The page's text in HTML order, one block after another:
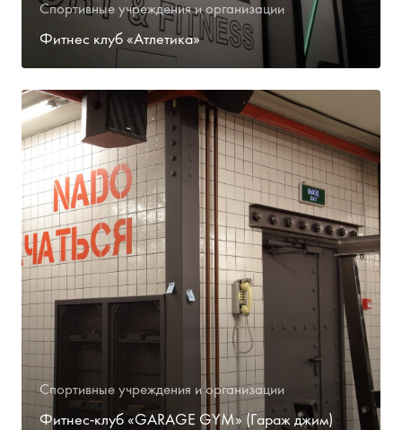
Спортивные учреждения и организации
Фитнес клуб «Атлетика»
Спортивные учреждения и организации
Фитнес-клуб «GARAGE GYM» (Гараж джим)